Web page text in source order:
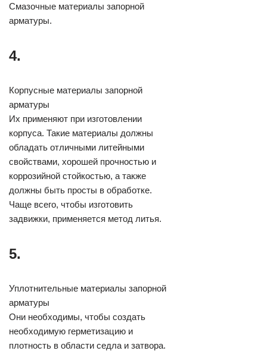
Смазочные материалы запорной
арматуры.
4.
Корпусные материалы запорной
арматуры
Их применяют при изготовлении
корпуса. Такие материалы должны
обладать отличными литейными
свойствами, хорошей прочностью и
коррозийной стойкостью, а также
должны быть просты в обработке.
Чаще всего, чтобы изготовить
задвижки, применяется метод литья.
5.
Уплотнительные материалы запорной
арматуры
Они необходимы, чтобы создать
необходимую герметизацию и
плотность в области седла и затвора.